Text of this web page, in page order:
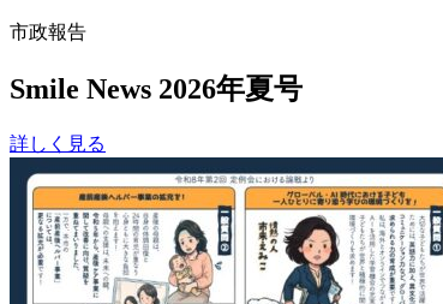
市政報告
Smile News 2026年夏号
詳しく見る